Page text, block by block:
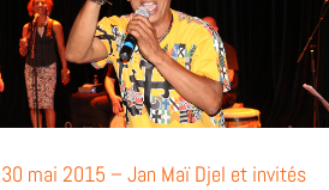
30 mai 2015 – Jan Maï Djel et invités